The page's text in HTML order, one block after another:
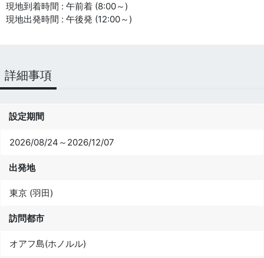
現地到着時間 : 午前着 (8:00～)
現地出発時間 : 午後発 (12:00～)
詳細事項
設定期間
2026/08/24～2026/12/07
出発地
東京 (羽田)
訪問都市
オアフ島(ホノルル)